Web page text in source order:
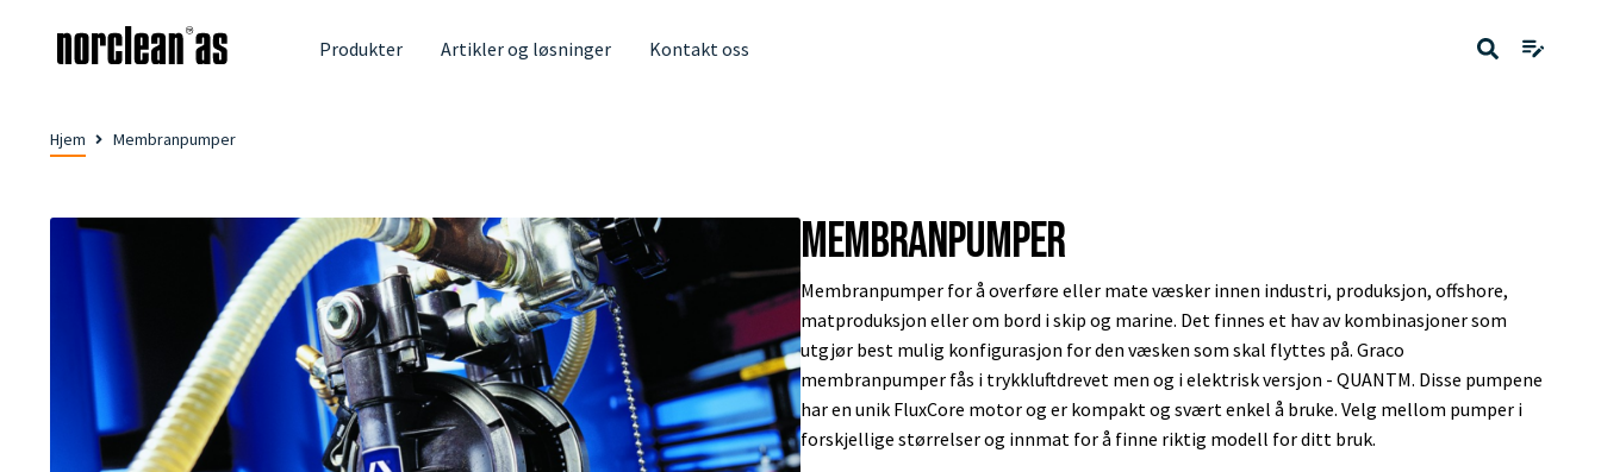
Produkter Artikler og løsninger Kontakt oss
Hjem Membranpumper
Membranpumper
Membranpumper for å overføre eller mate væsker innen industri, produksjon, offshore,
matproduksjon eller om bord i skip og marine. Det finnes et hav av kombinasjoner som
utgjør best mulig konfigurasjon for den væsken som skal flyttes på. Graco
membranpumper fås i trykkluftdrevet men og i elektrisk versjon - QUANTM. Disse pumpene
har en unik FluxCore motor og er kompakt og svært enkel å bruke. Velg mellom pumper i
forskjellige størrelser og innmat for å finne riktig modell for ditt bruk.